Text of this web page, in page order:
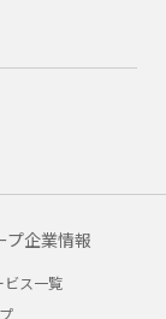
プ企業情報
ビス一覧